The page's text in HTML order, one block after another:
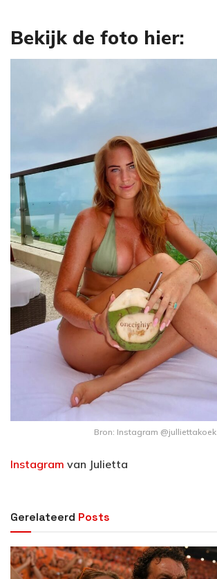
Bekijk de foto hier:
Bron: Instagram @julliettakoek
Instagram van Julietta
Gerelateerd Posts